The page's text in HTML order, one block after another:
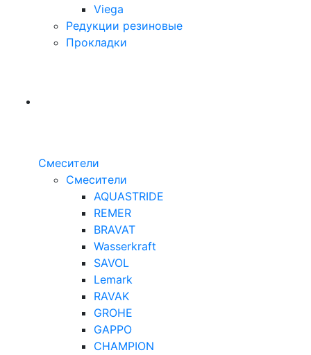
Viega
Редукции резиновые
Прокладки
Смесители
Смесители
AQUASTRIDE
REMER
BRAVAT
Wasserkraft
SAVOL
Lemark
RAVAK
GROHE
GAPPO
CHAMPION